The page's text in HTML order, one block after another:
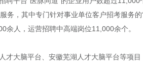
务，其中专门针对事业单位客户招考服务
余人，运营招聘中高端岗位11,000余个。
才大脑平台、安徽芜湖人才大脑平台等项